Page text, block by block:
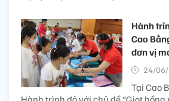
Hành
Cao
đơn vị
24/06/
Tại Cao